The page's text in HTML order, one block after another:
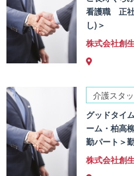
看護職 正
し)＞
株式会社創
介護スタ
グッドタイ
ーム・柏高
勤パート＞
株式会社創